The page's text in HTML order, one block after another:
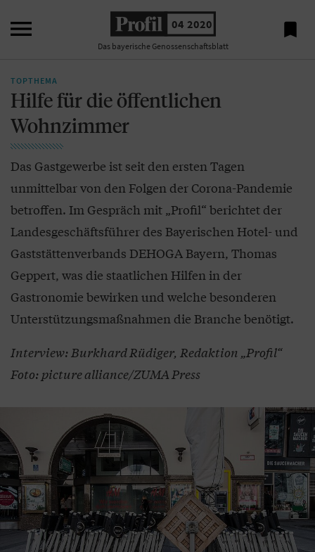
 04 2020
Das bayerische Genossenschaftsblatt

TOPTHEMA
Hilfe für die öffentlichen
Wohnzimmer
Das Gastgewerbe ist seit den ersten Tagen
unmittelbar von den Folgen der Corona-Pandemie
betroffen. Im Gespräch mit „Profil“ berichtet der
Landesgeschäftsführer des Bayerischen Hotel- und
Gaststättenverbands DEHOGA Bayern, Thomas
Geppert, was die staatlichen Hilfen in der
Gastronomie bewirken und welche besonderen
Unterstützungsmaßnahmen die Branche benötigt.
Interview: Burkhard Rüdiger, Redaktion „Profil“
Foto: picture alliance/ZUMA Press